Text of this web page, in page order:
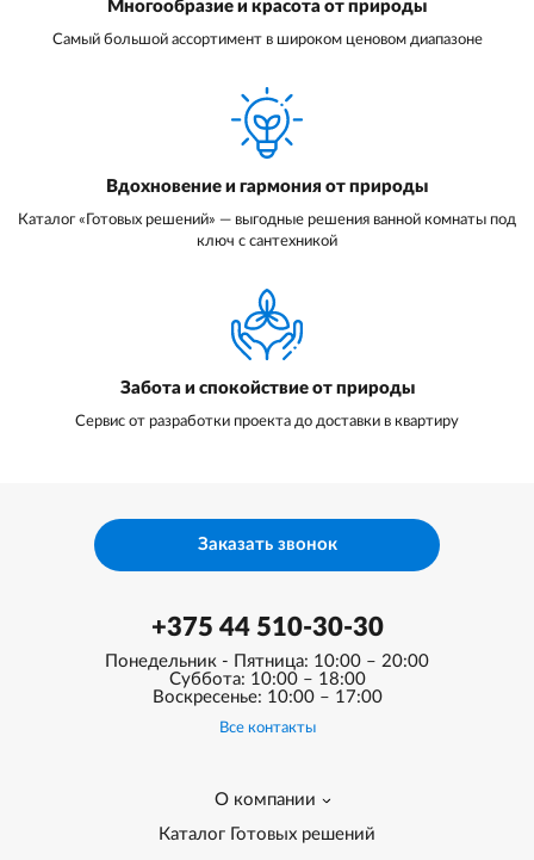
Многообразие и красота от природы
Самый большой ассортимент в широком ценовом диапазоне
Вдохновение и гармония от природы
Каталог «Готовых решений» — выгодные решения ванной комнаты под
ключ с сантехникой
Забота и спокойствие от природы
Сервис от разработки проекта до доставки в квартиру
+375 44 510-30-30
Понедельник - Пятница: 10:00 – 20:00
Суббота: 10:00 – 18:00
Воскресенье: 10:00 – 17:00
Все контакты
О компании
Каталог Готовых решений
Заказать звонок